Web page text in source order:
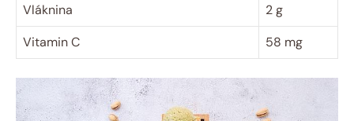
Vláknina
2 g
Vitamin C
58 mg